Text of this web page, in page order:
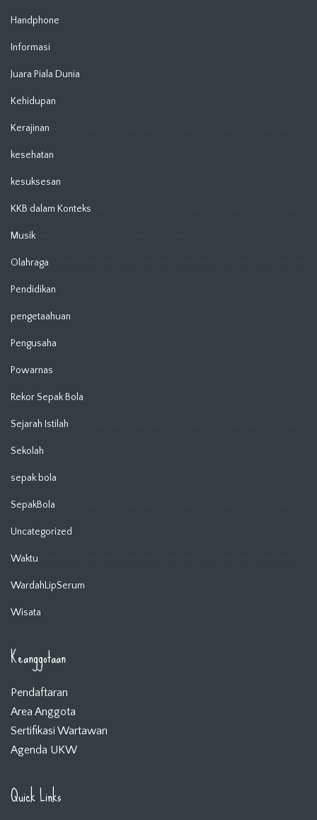
Handphone
Informasi
Juara Piala Dunia
Kehidupan
Kerajinan
kesehatan
kesuksesan
KKB dalam Konteks
Musik
Olahraga
Pendidikan
pengetaahuan
Pengusaha
Powarnas
Rekor Sepak Bola
Sejarah Istilah
Sekolah
sepak bola
SepakBola
Uncategorized
Waktu
WardahLipSerum
Wisata
Keanggotaan
Pendaftaran
Area Anggota
Sertifikasi Wartawan
Agenda UKW
Quick Links